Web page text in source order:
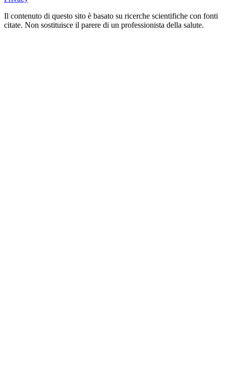
Il contenuto di questo sito è basato su ricerche scientifiche con fonti
citate. Non sostituisce il parere di un professionista della salute.